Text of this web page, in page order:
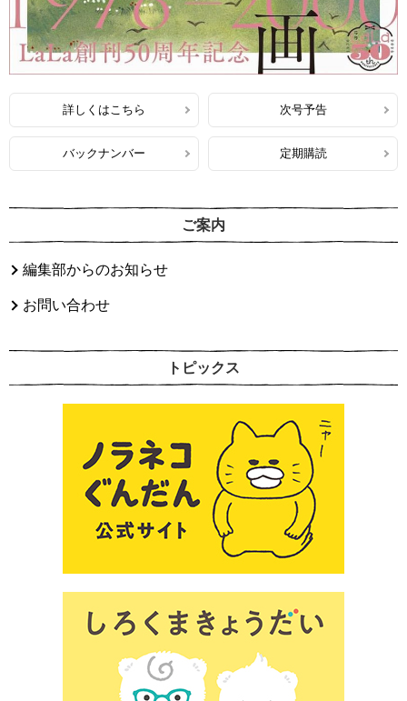
詳しくはこちら 次号予告
バックナンバー 定期購読
ご案内
編集部からのお知らせ
お問い合わせ
トピックス